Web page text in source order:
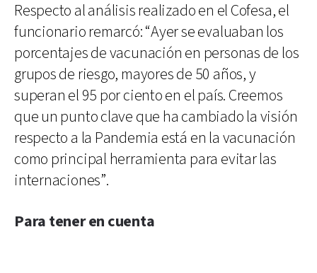
Respecto al análisis realizado en el Cofesa, el
funcionario remarcó: “Ayer se evaluaban los
porcentajes de vacunación en personas de los
grupos de riesgo, mayores de 50 años, y
superan el 95 por ciento en el país. Creemos
que un punto clave que ha cambiado la visión
respecto a la Pandemia está en la vacunación
como principal herramienta para evitar las
internaciones”.
Para tener en cuenta